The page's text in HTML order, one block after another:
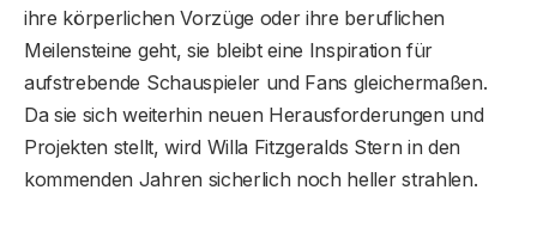
ihre körperlichen Vorzüge oder ihre beruflichen
Meilensteine ​​geht, sie bleibt eine Inspiration für
aufstrebende Schauspieler und Fans gleichermaßen.
Da sie sich weiterhin neuen Herausforderungen und
Projekten stellt, wird Willa Fitzgeralds Stern in den
kommenden Jahren sicherlich noch heller strahlen.